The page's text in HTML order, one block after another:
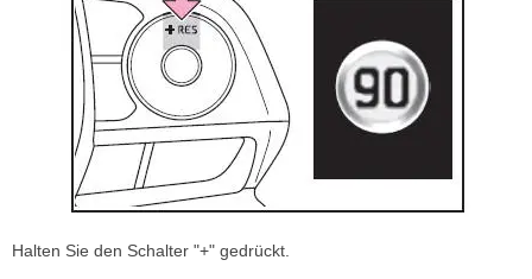
Halten Sie den Schalter "+" gedrückt.